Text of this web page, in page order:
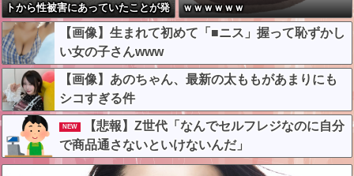
トから性被害にあっていたことが発
覚してしまう・・・
ｗｗｗｗｗｗ
【画像】生まれて初めて「■ニス」握って恥ずかし
い女の子さんwww
【画像】あのちゃん、最新の太ももがあまりにも
シコすぎる件
NEW
【悲報】Z世代「なんでセルフレジなのに自分
で商品通さないといけないんだ」